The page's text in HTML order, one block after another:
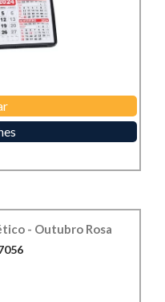
- Outubro Rosa